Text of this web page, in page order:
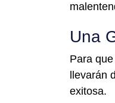
Una
Para
llevarán
exitosa.